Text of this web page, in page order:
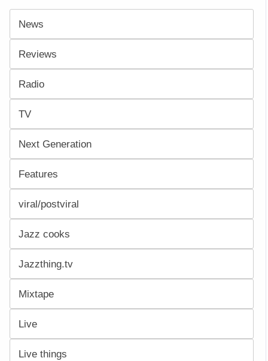
News
Reviews
Radio
TV
Next Generation
Features
viral/postviral
Jazz cooks
Jazzthing.tv
Mixtape
Live
Live things